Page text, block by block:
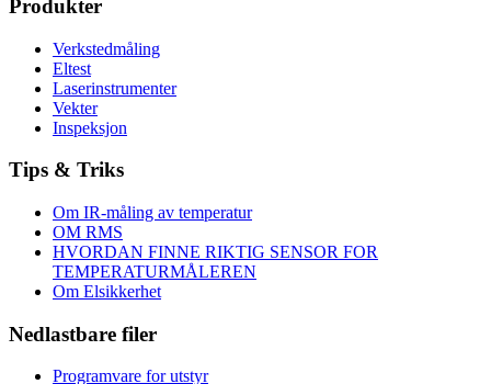
Produkter
Verkstedmåling
Eltest
Laserinstrumenter
Vekter
Inspeksjon
Tips & Triks
Om IR-måling av temperatur
OM RMS
HVORDAN FINNE RIKTIG SENSOR FOR
TEMPERATURMÅLEREN
Om Elsikkerhet
Nedlastbare filer
Programvare for utstyr